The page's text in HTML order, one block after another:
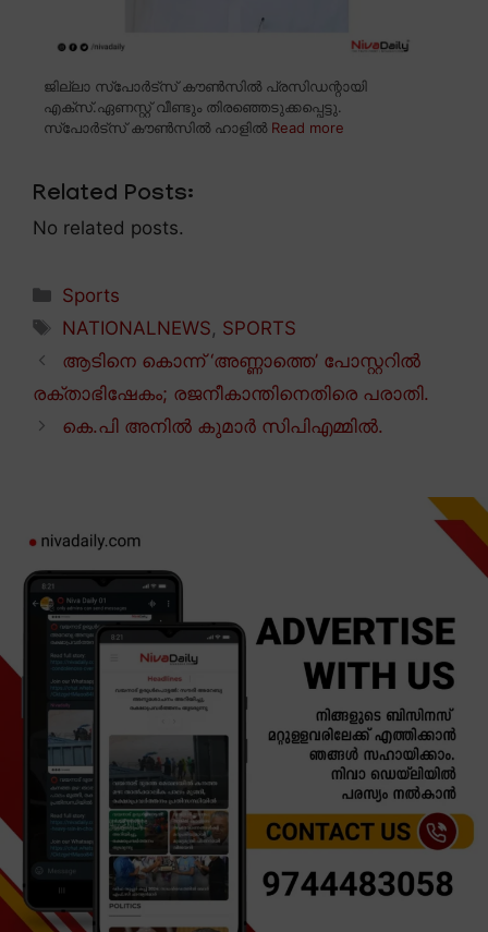
ജില്ലാ സ്പോർട്സ് കൗൺസിൽ പ്രസിഡന്റായി
എക്സ്.ഏണസ്റ്റ് വീണ്ടും തിരഞ്ഞെടുക്കപ്പെട്ടു.
സ്പോർട്സ് കൗൺസിൽ ഹാളിൽ Read more
Related Posts:
No related posts.
Categories
Sports
Tags
NATIONALNEWS, SPORTS
ആടിനെ കൊന്ന് ‘അണ്ണാത്തെ’ പോസ്റ്ററിൽ
രക്താഭിഷേകം; രജനീകാന്തിനെതിരെ പരാതി.
കെ.പി അനിൽ കുമാർ സിപിഎമ്മിൽ.